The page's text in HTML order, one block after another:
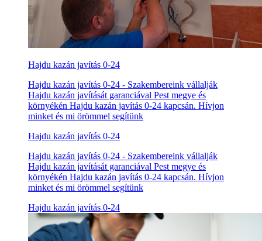
Hajdu kazán javítás 0-24
Hajdu kazán javítás 0-24 - Szakembereink vállalják
Hajdu kazán javítását garanciával Pest megye és
környékén Hajdu kazán javítás 0-24 kapcsán. Hívjon
minket és mi örömmel segítünk
Hajdu kazán javítás 0-24
Hajdu kazán javítás 0-24 - Szakembereink vállalják
Hajdu kazán javítását garanciával Pest megye és
környékén Hajdu kazán javítás 0-24 kapcsán. Hívjon
minket és mi örömmel segítünk
Hajdu kazán javítás 0-24